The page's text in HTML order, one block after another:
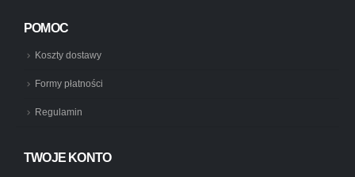
POMOC
Koszty dostawy
Formy płatności
Regulamin
TWOJE KONTO